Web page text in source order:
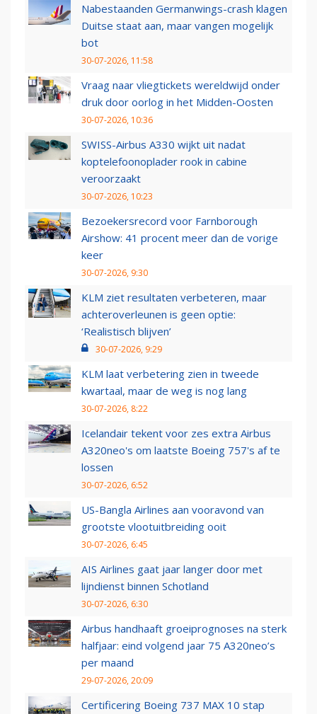
Nabestaanden Germanwings-crash klagen
Duitse staat aan, maar vangen mogelijk
bot
30-07-2026, 11:58
Vraag naar vliegtickets wereldwijd onder
druk door oorlog in het Midden-Oosten
30-07-2026, 10:36
SWISS-Airbus A330 wijkt uit nadat
koptelefoonoplader rook in cabine
veroorzaakt
30-07-2026, 10:23
Bezoekersrecord voor Farnborough
Airshow: 41 procent meer dan de vorige
keer
30-07-2026, 9:30
KLM ziet resultaten verbeteren, maar
achteroverleunen is geen optie:
‘Realistisch blijven’
30-07-2026, 9:29
KLM laat verbetering zien in tweede
kwartaal, maar de weg is nog lang
30-07-2026, 8:22
Icelandair tekent voor zes extra Airbus
A320neo's om laatste Boeing 757's af te
lossen
30-07-2026, 6:52
US-Bangla Airlines aan vooravond van
grootste vlootuitbreiding ooit
30-07-2026, 6:45
AIS Airlines gaat jaar langer door met
lijndienst binnen Schotland
30-07-2026, 6:30
Airbus handhaaft groeiprognoses na sterk
halfjaar: eind volgend jaar 75 A320neo’s
per maand
29-07-2026, 20:09
Certificering Boeing 737 MAX 10 stap